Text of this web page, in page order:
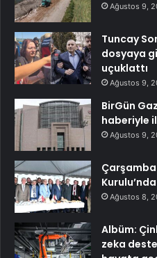
Ağustos 9,
Tuncay
dosyaya
uçuklattı
Ağustos 9,
BirGün
haberiyle
Ağustos 9,
Çarşamba
Ağustos 8,
Albüm:
zeka